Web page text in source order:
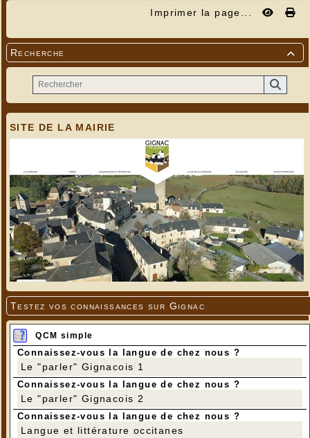
Imprimer la page...

Recherche
SITE DE LA MAIRIE
Testez vos connaissances sur Gignac
QCM simple
Connaissez-vous la langue de chez nous ?
Le "parler" Gignacois 1
Connaissez-vous la langue de chez nous ?
Le "parler" Gignacois 2
Connaissez-vous la langue de chez nous ?
Langue et littérature occitanes